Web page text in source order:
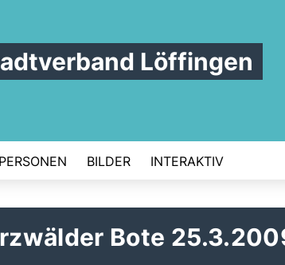
Löffingen
PERSONEN BILDER INTERAKTIV
Bote